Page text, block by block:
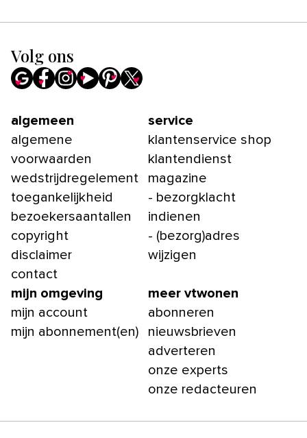
Volg ons
algemeen
algemene
voorwaarden
wedstrijdregelement
toegankelijkheid
bezoekersaantallen
copyright
disclaimer
contact
service
klantenservice shop
klantendienst
magazine
- bezorgklacht
indienen
- (bezorg)adres
wijzigen
mijn omgeving
mijn account
mijn abonnement(en)
meer vtwonen
abonneren
nieuwsbrieven
adverteren
onze experts
onze redacteuren